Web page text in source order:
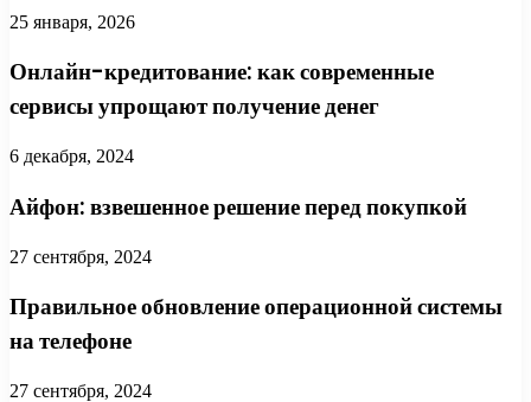
25 января, 2026
Онлайн-кредитование: как современные
сервисы упрощают получение денег
6 декабря, 2024
Айфон: взвешенное решение перед покупкой
27 сентября, 2024
Правильное обновление операционной системы
на телефоне
27 сентября, 2024